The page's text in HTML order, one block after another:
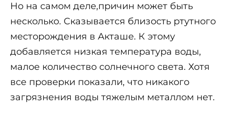
Но на самом деле,причин может быть
несколько. Сказывается близость ртутного
месторождения в Акташе. К этому
добавляется низкая температура воды,
малое количество солнечного света. Хотя
все проверки показали, что никакого
загрязнения воды тяжелым металлом нет.